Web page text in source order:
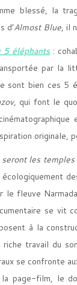
blessé, la
d’Almost Blue, il
5 éléphants :
par la
sont bien ces 5
, qui font le
originale,
seront les
le fleuve
se vit
à la
riche travail du
se confronte
page-film, le